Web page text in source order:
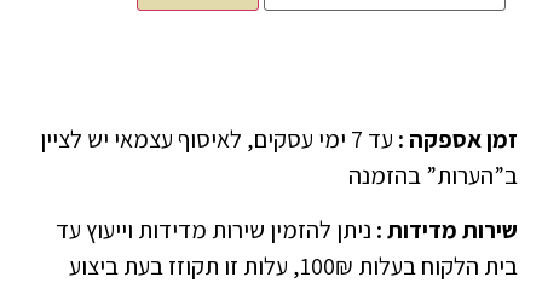
זמן אספקה :
עד 7 ימי עסקים, לאיסוף עצמאי יש לציין
ב”הערות” בהזמנה
שירות מדידות: ניתן להזמין שירות מדידות וייעוץ עד
בית הלקוח בעלות 100₪, עלות זו תקוזז בעת ביצוע